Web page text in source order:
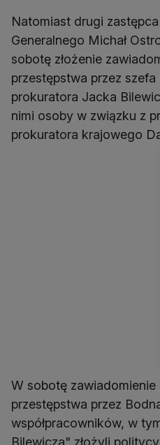
Natomiast drugi
Generalnego Michał
sobotę złożenie
przestępstwa przez
prokuratora Jacka
nimi osoby w związku z
prokuratora krajowego
W sobotę zawiadomienie
przestępstwa przez
współpracowników, w
Bilewicza" złożyli